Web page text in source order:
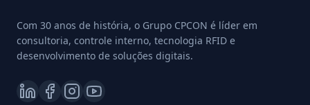
Com 30 anos de história, o Grupo CPCON é líder em
consultoria, controle interno, tecnologia RFID e
desenvolvimento de soluções digitais.